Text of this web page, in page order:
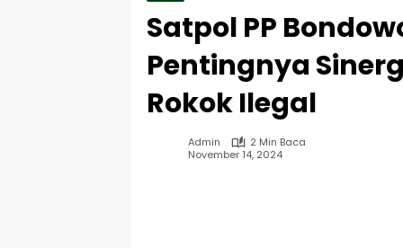
Satpol PP
Pentingnya
Rokok Ilegal
Admin
2 Min Baca
November 14, 2024